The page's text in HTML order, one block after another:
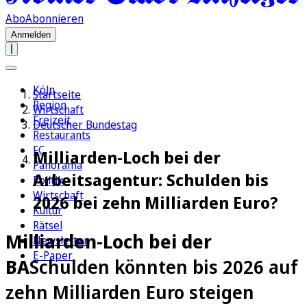
AboAbonnieren
Anmelden
Köln
Region
Freizeit
Restaurants
FC
Panorama
Politik
Wirtschaft
Kultur
Rätsel
Newsletter
E-Paper
Startseite
Wirtschaft
Deutscher Bundestag
Milliarden-Loch bei der
Arbeitsagentur: Schulden bis
2026 bei zehn Milliarden Euro?
Milliarden-Loch bei der
BASchulden könnten bis 2026 auf
zehn Milliarden Euro steigen